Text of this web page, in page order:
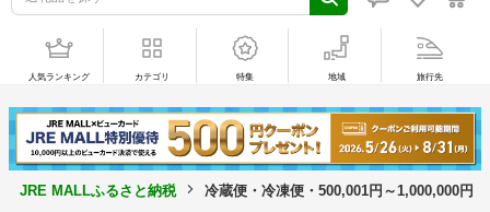
人気ランキング カテゴリ 特集 地域 旅行先
JRE MALLふるさと納税 冷蔵便・冷凍便・500,001円～1,000,000円